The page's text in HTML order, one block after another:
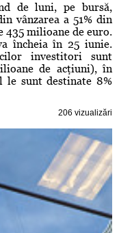
de luni, pe bursă,
vânzarea a 51% din
435 milioane de euro.
încheia în 25 iunie.
investitori sunt
de acţiuni), în
sunt destinate 8%
206 vizualizări